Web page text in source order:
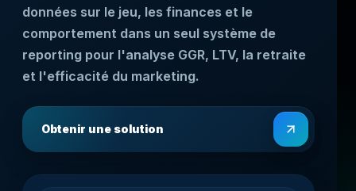
données sur le jeu, les finances et le
comportement dans un seul système de
reporting pour l'analyse GGR, LTV, la retraite
et l'efficacité du marketing.
Obtenir une solution